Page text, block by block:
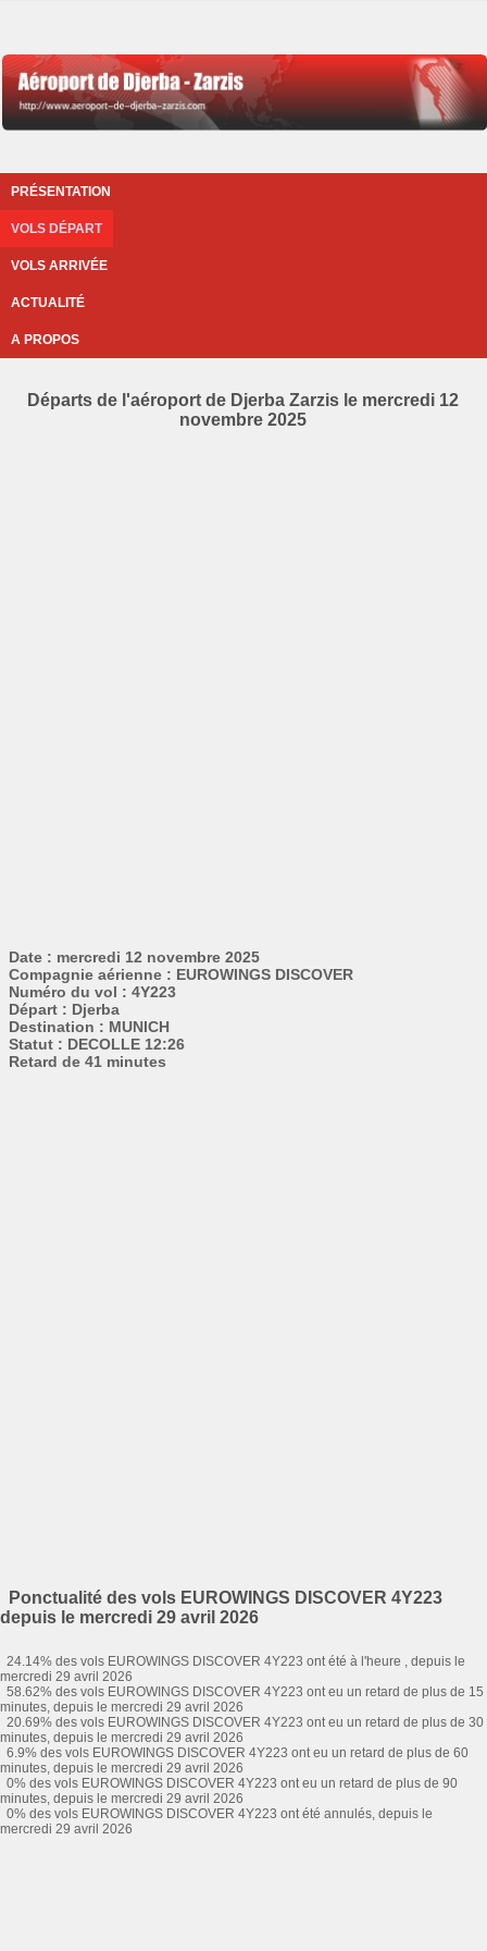
PRÉSENTATION
VOLS DÉPART
VOLS ARRIVÉE
ACTUALITÉ
A PROPOS
Départs de l'aéroport de Djerba Zarzis le mercredi 12
novembre 2025
Date : mercredi 12 novembre 2025
Compagnie aérienne : EUROWINGS DISCOVER
Numéro du vol : 4Y223
Départ : Djerba
Destination : MUNICH
Statut : DECOLLE 12:26
Retard de 41 minutes
Ponctualité des vols EUROWINGS DISCOVER 4Y223
depuis le mercredi 29 avril 2026
24.14% des vols EUROWINGS DISCOVER 4Y223 ont été à l'heure , depuis le
mercredi 29 avril 2026
58.62% des vols EUROWINGS DISCOVER 4Y223 ont eu un retard de plus de 15
minutes, depuis le mercredi 29 avril 2026
20.69% des vols EUROWINGS DISCOVER 4Y223 ont eu un retard de plus de 30
minutes, depuis le mercredi 29 avril 2026
6.9% des vols EUROWINGS DISCOVER 4Y223 ont eu un retard de plus de 60
minutes, depuis le mercredi 29 avril 2026
0% des vols EUROWINGS DISCOVER 4Y223 ont eu un retard de plus de 90
minutes, depuis le mercredi 29 avril 2026
0% des vols EUROWINGS DISCOVER 4Y223 ont été annulés, depuis le
mercredi 29 avril 2026